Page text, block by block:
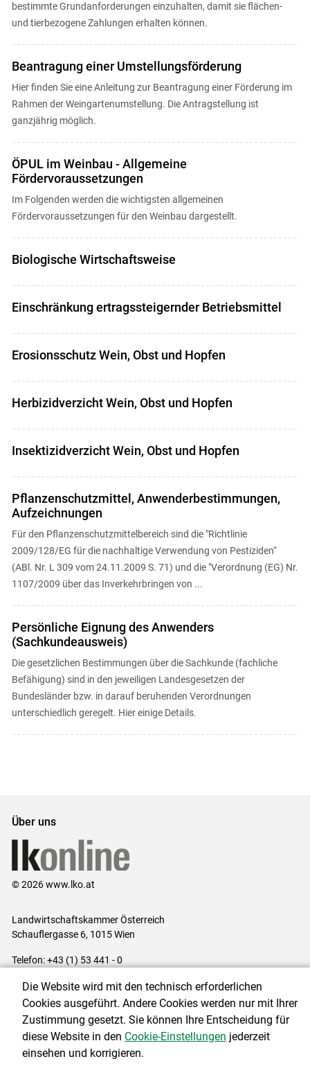
bestimmte Grundanforderungen einzuhalten, damit sie flächen-
und tierbezogene Zahlungen erhalten können.
Beantragung einer Umstellungsförderung
Hier finden Sie eine Anleitung zur Beantragung einer Förderung im
Rahmen der Weingartenumstellung. Die Antragstellung ist
ganzjährig möglich.
ÖPUL im Weinbau - Allgemeine
Fördervoraussetzungen
Im Folgenden werden die wichtigsten allgemeinen
Fördervoraussetzungen für den Weinbau dargestellt.
Biologische Wirtschaftsweise
Einschränkung ertragssteigernder Betriebsmittel
Erosionsschutz Wein, Obst und Hopfen
Herbizidverzicht Wein, Obst und Hopfen
Insektizidverzicht Wein, Obst und Hopfen
Pflanzenschutzmittel, Anwenderbestimmungen,
Aufzeichnungen
Für den Pflanzenschutzmittelbereich sind die "Richtlinie
2009/128/EG für die nachhaltige Verwendung von Pestiziden“
(ABl. Nr. L 309 vom 24.11.2009 S. 71) und die "Verordnung (EG) Nr.
1107/2009 über das Inverkehrbringen von ...
Persönliche Eignung des Anwenders
(Sachkundeausweis)
Die gesetzlichen Bestimmungen über die Sachkunde (fachliche
Befähigung) sind in den jeweiligen Landesgesetzen der
Bundesländer bzw. in darauf beruhenden Verordnungen
unterschiedlich geregelt. Hier einige Details.
Über uns
© 2026 www.lko.at
Landwirtschaftskammer Österreich
Schauflergasse 6, 1015 Wien
Telefon:+43 (1) 53 441 - 0
Impressum|Kontakt|Login für Berater|Datenschutzerklärung|
Barrierefreiheit
Cookie-Einstellungen
Die Website wird mit den technisch erforderlichen
Cookies ausgeführt. Andere Cookies werden nur mit Ihrer
Zustimmung gesetzt. Sie können Ihre Entscheidung für
diese Website in den Cookie-Einstellungen jederzeit
einsehen und korrigieren.